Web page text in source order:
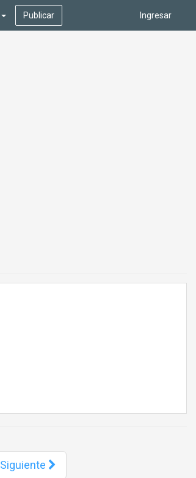
Ingresar
Publicar
Siguiente